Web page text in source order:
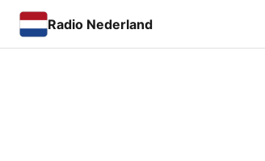
Radio Nederland